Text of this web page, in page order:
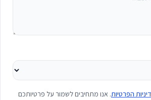
הפרטיות. אנו מתחיבים לשמור על פרטיותכם